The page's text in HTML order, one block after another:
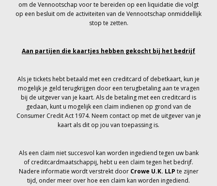
om de Vennootschap voor te bereiden op een liquidatie die volgt
op een besluit om de activiteiten van de Vennootschap onmiddellijk
stop te zetten.
Aan partijen die kaartjes hebben gekocht bij het bedrijf
Als je tickets hebt betaald met een creditcard of debetkaart, kun je
mogelijk je geld terugkrijgen door een terugbetaling aan te vragen
bij de uitgever van je kaart. Als de betaling met een creditcard is
gedaan, kunt u mogelijk een claim indienen op grond van de
Consumer Credit Act 1974. Neem contact op met de uitgever van je
kaart als dit op jou van toepassing is.
Als een claim niet succesvol kan worden ingediend tegen uw bank
of creditcardmaatschappij, hebt u een claim tegen het bedrijf.
Nadere informatie wordt verstrekt door Crowe U.K. LLP te zijner
tijd, onder meer over hoe een claim kan worden ingediend.